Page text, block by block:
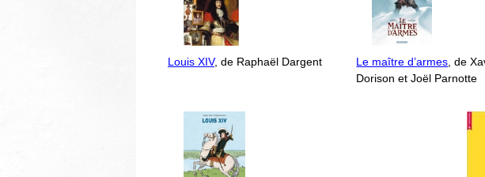
Louis XIV, de Raphaël Dargent Le maître d’armes, de
Dorison et Joël Parnotte